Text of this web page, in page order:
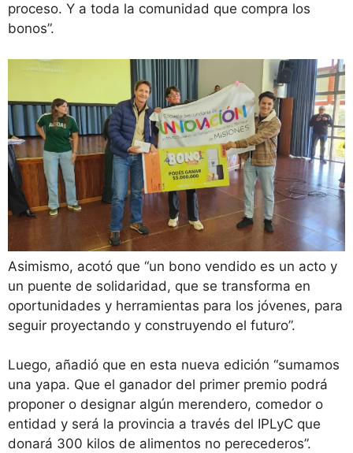
proceso. Y a toda la comunidad que compra los
bonos”.
Asimismo, acotó que “un bono vendido es un acto y
un puente de solidaridad, que se transforma en
oportunidades y herramientas para los jóvenes, para
seguir proyectando y construyendo el futuro”.
Luego, añadió que en esta nueva edición “sumamos
una yapa. Que el ganador del primer premio podrá
proponer o designar algún merendero, comedor o
entidad y será la provincia a través del IPLyC que
donará 300 kilos de alimentos no perecederos”.